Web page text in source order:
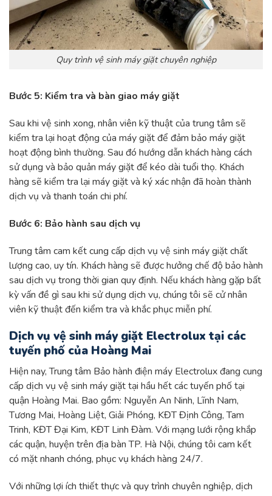
Quy trình vệ sinh máy giặt chuyên nghiệp
Bước 5: Kiểm tra và bàn giao máy giặt
Sau khi vệ sinh xong, nhân viên kỹ thuật của trung tâm sẽ
kiểm tra lại hoạt động của máy giặt để đảm bảo máy giặt
hoạt động bình thường. Sau đó hướng dẫn khách hàng cách
sử dụng và bảo quản máy giặt để kéo dài tuổi thọ. Khách
hàng sẽ kiểm tra lại máy giặt và ký xác nhận đã hoàn thành
dịch vụ và thanh toán chi phí.
Bước 6: Bảo hành sau dịch vụ
Trung tâm cam kết cung cấp dịch vụ vệ sinh máy giặt chất
lượng cao, uy tín. Khách hàng sẽ được hưởng chế độ bảo hành
sau dịch vụ trong thời gian quy định. Nếu khách hàng gặp bất
kỳ vấn đề gì sau khi sử dụng dịch vụ, chúng tôi sẽ cử nhân
viên kỹ thuật đến kiểm tra và khắc phục miễn phí.
Dịch vụ vệ sinh máy giặt Electrolux tại các
tuyến phố của Hoàng Mai
Hiện nay, Trung tâm Bảo hành điện máy Electrolux đang cung
cấp dịch vụ vệ sinh máy giặt tại hầu hết các tuyến phố tại
quận Hoàng Mai. Bao gồm: Nguyễn An Ninh, Lĩnh Nam,
Tương Mai, Hoàng Liệt, Giải Phóng, KĐT Định Công, Tam
Trinh, KĐT Đại Kim, KĐT Linh Đàm. Với mạng lưới rộng khắp
các quận, huyện trên địa bàn TP. Hà Nội, chúng tôi cam kết
có mặt nhanh chóng, phục vụ khách hàng 24/7.
Với những lợi ích thiết thực và quy trình chuyên nghiệp, dịch